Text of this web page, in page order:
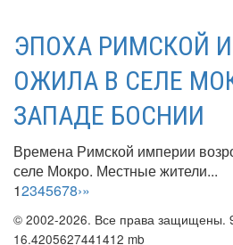
ЭПОХА РИМСКОЙ
ОЖИЛА В СЕЛЕ
ЗАПАДЕ БОСНИИ
Времена Римской империи
селе Мокро. Местные жители...
12345678›»
© 2002-2026. Все права защищены.
16.4205627441412 mb